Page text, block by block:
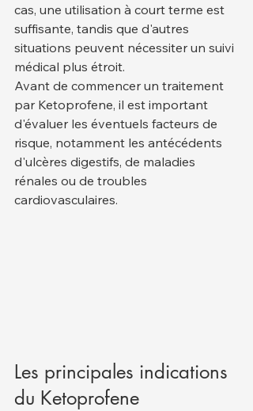
cas, une utilisation à court terme est
suffisante, tandis que d'autres
situations peuvent nécessiter un suivi
médical plus étroit.
Avant de commencer un traitement
par Ketoprofene, il est important
d'évaluer les éventuels facteurs de
risque, notamment les antécédents
d'ulcères digestifs, de maladies
rénales ou de troubles
cardiovasculaires.
Les principales indications
du Ketoprofene